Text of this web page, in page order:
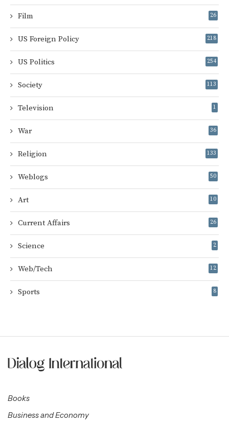
Film 26
US Foreign Policy 218
US Politics 254
Society 113
Television 1
War 36
Religion 133
Weblogs 50
Art 10
Current Affairs 26
Science 2
Web/Tech 12
Sports 8
Books
Business and Economy